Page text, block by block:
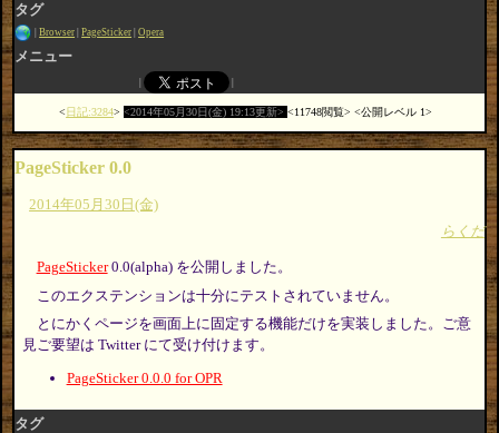
タグ
Browser PageSticker Opera
メニュー
日記:3284 2014年05月30日(金) 19:13更新 11748閲覧 公開レベル 1
PageSticker 0.0
2014年05月30日(金)
らくだ
PageSticker0.0(alpha) を公開しました。
このエクステンションは十分にテストされていません。
とにかくページを画面上に固定する機能だけを実装しました。ご意
見ご要望は Twitter にて受け付けます。
PageSticker 0.0.0 for OPR
タグ